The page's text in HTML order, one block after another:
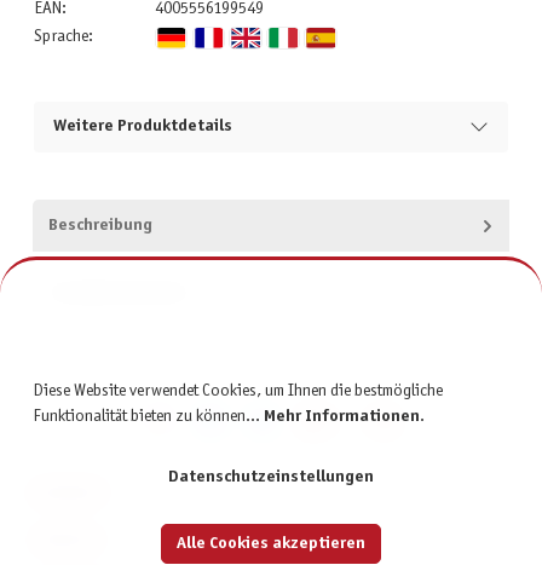
EAN:
4005556199549
Sprache:
Weitere Produktdetails
Beschreibung
Diese Website verwendet Cookies, um Ihnen die bestmögliche
Funktionalität bieten zu können... Mehr Informationen.
Datenschutzeinstellungen
Alle Cookies akzeptieren